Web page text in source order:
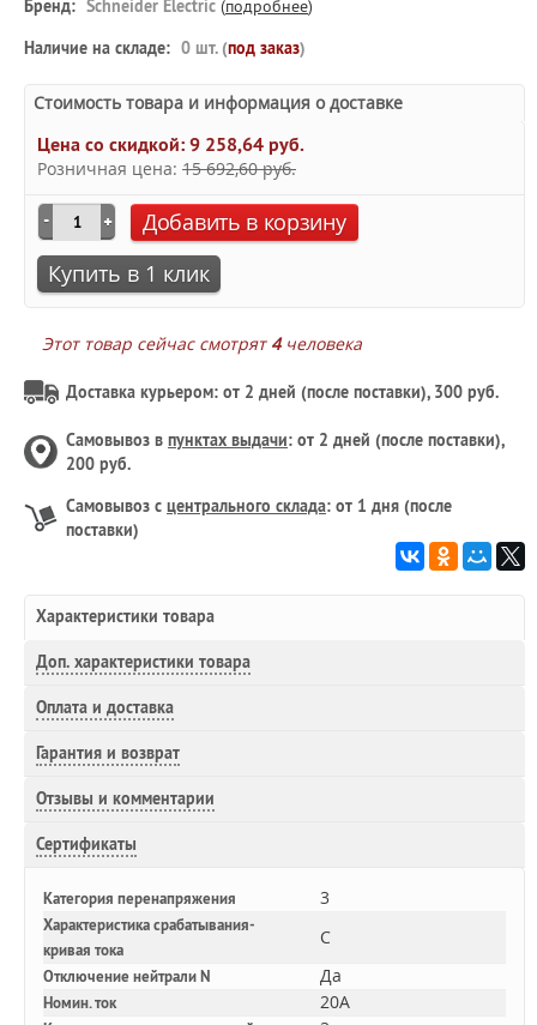
Бренд: Schneider Electric (подробнее)
Наличие на складе: 0 шт. (под заказ)
Стоимость товара и информация о доставке
Цена со скидкой:9 258,64 руб.
Розничная цена: 15 692,60 руб.
Добавить в корзину
Купить в 1 клик
Этот товар сейчас смотрят 4человека
Доставка курьером: от 2 дней (после поставки), 300 руб.
Самовывоз в пунктах выдачи: от 2 дней (после поставки),
200 руб.
Самовывоз с центрального склада: от 1 дня (после
поставки)
Характеристики товара
Доп. характеристики товара
Оплата и доставка
Гарантия и возврат
Отзывы и комментарии
Сертификаты
Категория перенапряжения 3
Характеристика срабатывания-
кривая тока
C
Отключение нейтрали N Да
Номин. ток 20A